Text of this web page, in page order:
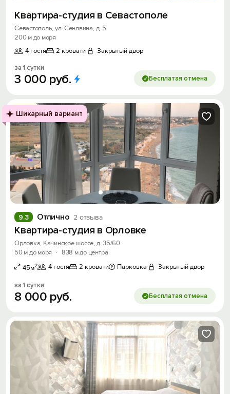
Квартира-студия в Севастополе
Севастополь, ул. Сенявина, д. 5
200 м до моря
4 гостя
2 кровати Закрытый двор
за 1 сутки
3 000 руб. Бесплатая отмена
Шикарный вариант
Отлично 2 отзыва
9.3
Квартира-студия в Орловке
Орловка, Качинское шоссе, д. 35/60
50 м до моря
· 838 м до центра
45м2 4 гостя 2 кровати Парковка Закрытый двор
за 1 сутки
8 000 руб. Бесплатая отмена